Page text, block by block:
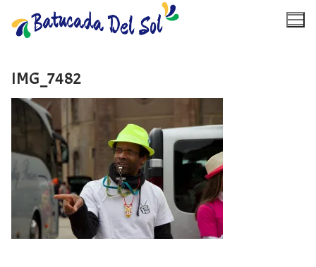
au
Accueil
Calendrier
À propos
Photos
IMG_7482